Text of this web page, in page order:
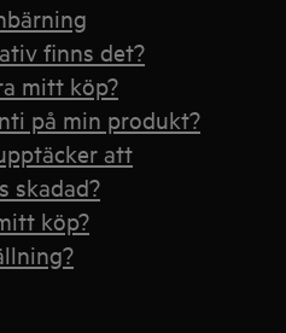
finns det?
mitt köp?
på min produkt?
att
skadad?
köp?